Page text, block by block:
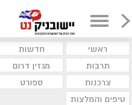
ראשי חדשות
תרבות
מגזין דרום
צרכנות
ספורט
טיפים והמלצות